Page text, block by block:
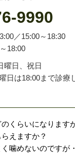
9990
／15:00～18:30
18:00
曜日、祝日
日は18:00まで診療
くらいになります
えますか？
噛めないのですが